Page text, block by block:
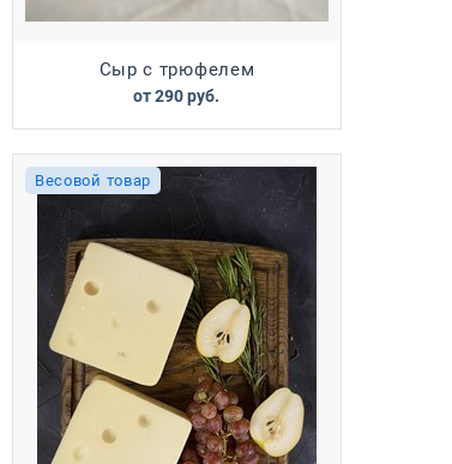
Сыр с трюфелем
от290 руб.
Весовой товар